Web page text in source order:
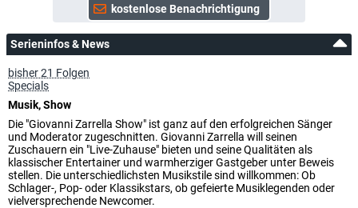
Serieninfos & News
bisher 21 Folgen
Specials
Musik, Show
Die "Giovanni Zarrella Show" ist ganz auf den erfolgreichen Sänger
und Moderator zugeschnitten. Giovanni Zarrella will seinen
Zuschauern ein "Live-Zuhause" bieten und seine Qualitäten als
klassischer Entertainer und warmherziger Gastgeber unter Beweis
stellen. Die unterschiedlichsten Musikstile sind willkommen: Ob
Schlager-, Pop- oder Klassikstars, ob gefeierte Musiklegenden oder
vielversprechende Newcomer.